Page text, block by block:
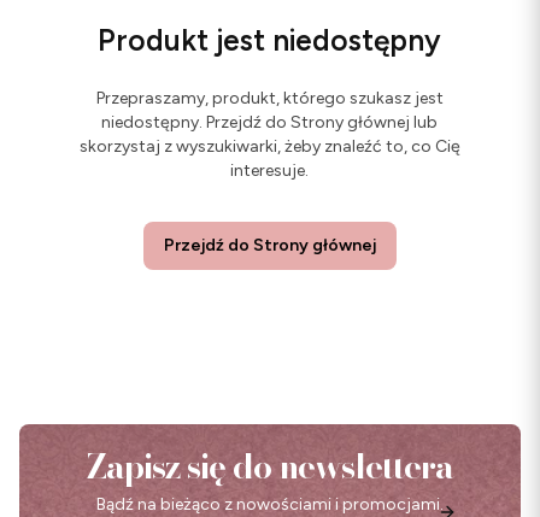
Produkt jest niedostępny
Przepraszamy, produkt, którego szukasz jest
niedostępny. Przejdź do Strony głównej lub
skorzystaj z wyszukiwarki, żeby znaleźć to, co Cię
interesuje.
Przejdź do Strony głównej
Zapisz się do newslettera
Bądź na bieżąco z nowościami i promocjami.